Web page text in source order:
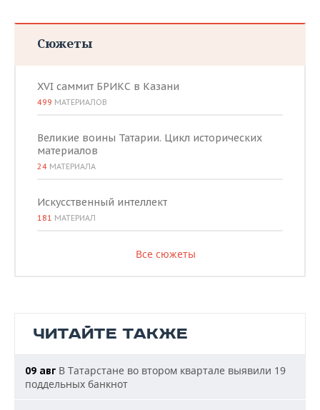
Сюжеты
XVI саммит БРИКС в Казани
499 МАТЕРИАЛОВ
Великие воины Татарии. Цикл исторических
материалов
24 МАТЕРИАЛА
Искусственный интеллект
181 МАТЕРИАЛ
Все сюжеты
ЧИТАЙТЕ ТАКЖЕ
09 авг В Татарстане во втором квартале выявили 19
поддельных банкнот